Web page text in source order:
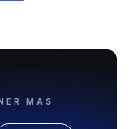
MÁS